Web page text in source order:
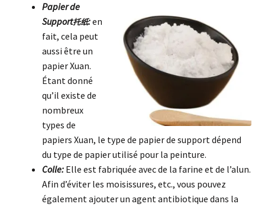
Papier de
Support托纸:en
fait, cela peut
aussi être un
papier Xuan.
Étant donné
qu’il existe de
nombreux
types de
papiers Xuan, le type de papier de support dépend
du type de papier utilisé pour la peinture.
Colle: Elle est fabriquée avec de la farine et de l’alun.
Afin d’éviter les moisissures, etc., vous pouvez
également ajouter un agent antibiotique dans la